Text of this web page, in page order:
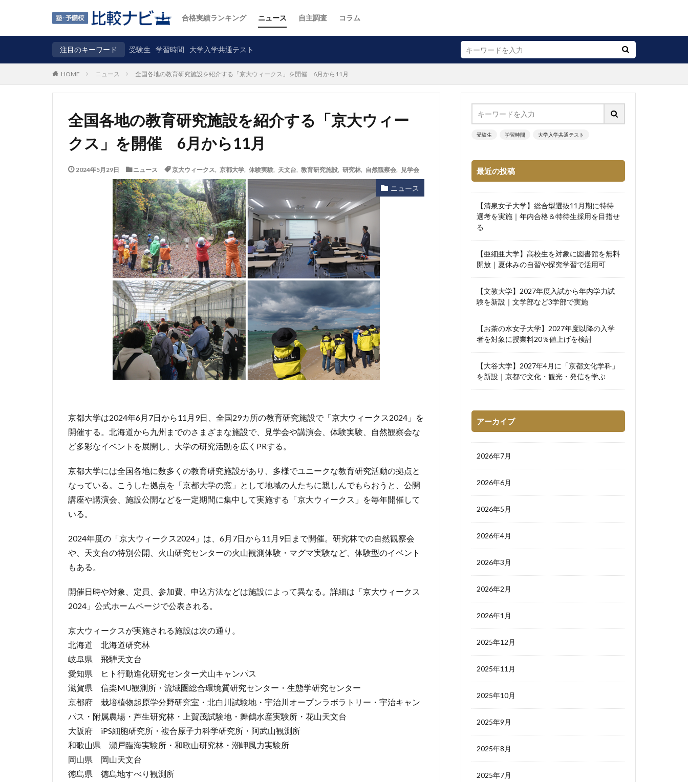
合格実績ランキング ニュース 自主調査 コラム
注目のキーワード 受験生 学習時間 大学入学共通テスト
HOME ニュース 全国各地の教育研究施設を紹介する「京大ウィークス」を開催 6月から11月
全国各地の教育研究施設を紹介する「京大ウィー
クス」を開催 6月から11月
2024年5月29日 ニュース 京大ウィークス 京都大学, 体験実験, 天文台 教育研究施設, 研究林, 自然観察会, 見学会
ニュース
京都大学は2024年6月7日から11月9日、全国29カ所の教育研究施設で「京大ウィークス2024」を
開催する。北海道から九州までのさまざまな施設で、見学会や講演会、体験実験、自然観察会な
ど多彩なイベントを展開し、大学の研究活動を広くPRする。
京都大学には全国各地に数多くの教育研究施設があり、多様でユニークな教育研究活動の拠点と
なっている。こうした拠点を「京都大学の窓」として地域の人たちに親しんでもらおうと、公開
講座や講演会、施設公開などを一定期間に集中して実施する「京大ウィークス」を毎年開催して
いる。
2024年度の「京大ウィークス2024」は、6月7日から11月9日まで開催。研究林での自然観察会
や、天文台の特別公開、火山研究センターの火山観測体験・マグマ実験など、体験型のイベント
もある。
開催日時や対象、定員、参加費、申込方法などは施設によって異なる。詳細は「京大ウィークス
2024」公式ホームページで公表される。
京大ウィークスが実施される施設は次の通り。
北海道 北海道研究林
岐阜県 飛騨天文台
愛知県 ヒト行動進化研究センター犬山キャンパス
滋賀県 信楽MU観測所・流域圏総合環境質研究センター・生態学研究センター
京都府 栽培植物起原学分野研究室・北白川試験地・宇治川オープンラボラトリー・宇治キャン
パス・附属農場・芦生研究林・上賀茂試験地・舞鶴水産実験所・花山天文台
大阪府 iPS細胞研究所・複合原子力科学研究所・阿武山観測所
和歌山県 瀬戸臨海実験所・和歌山研究林・潮岬風力実験所
岡山県 岡山天文台
徳島県 徳島地すべり観測所
受験生 学習時間 大学入学共通テスト
最近の投稿
【清泉女子大学】総合型選抜11月期に特待
選考を実施｜年内合格＆特待生採用を目指せ
る
【亜細亜大学】高校生を対象に図書館を無料
開放｜夏休みの自習や探究学習で活用可
【文教大学】2027年度入試から年内学力試
験を新設｜文学部など3学部で実施
【お茶の水女子大学】2027年度以降の入学
者を対象に授業料20％値上げを検討
【大谷大学】2027年4月に「京都文化学科」
を新設｜京都で文化・観光・発信を学ぶ
アーカイブ
2026年7月
2026年6月
2026年5月
2026年4月
2026年3月
2026年2月
2026年1月
2025年12月
2025年11月
2025年10月
2025年9月
2025年8月
2025年7月